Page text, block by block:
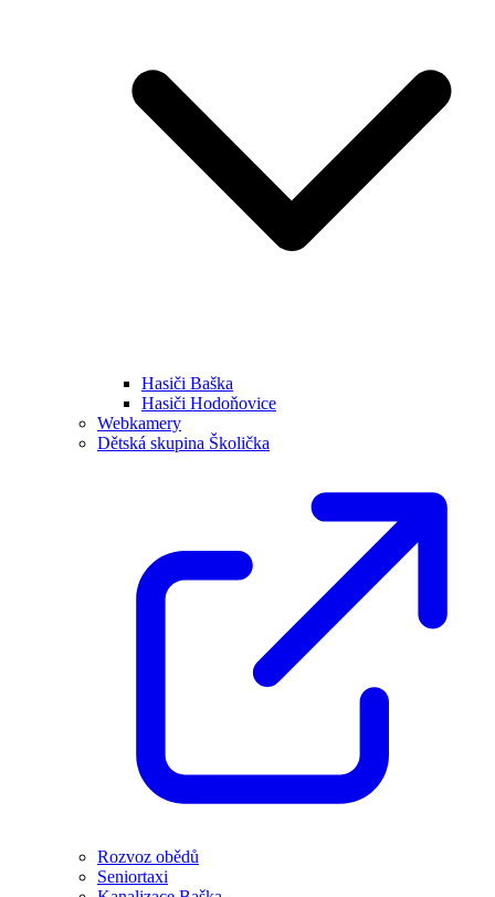
Hasiči Baška
Hasiči Hodoňovice
Webkamery
Dětská skupina Školička
Rozvoz obědů
Seniortaxi